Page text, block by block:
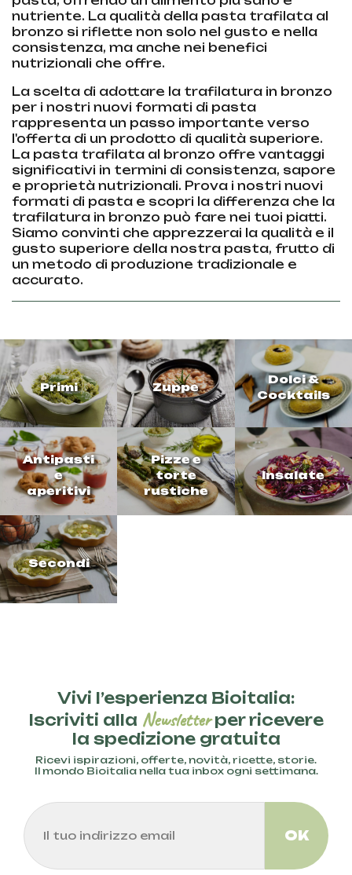
nutriente. La qualità della pasta trafilata al
bronzo si riflette non solo nel gusto e nella
consistenza, ma anche nei benefici
nutrizionali che offre.
La scelta di adottare la trafilatura in bronzo
per i nostri nuovi formati di pasta
rappresenta un passo importante verso
l'offerta di un prodotto di qualità superiore.
La pasta trafilata al bronzo offre vantaggi
significativi in termini di consistenza, sapore
e proprietà nutrizionali. Prova i nostri nuovi
formati di pasta e scopri la differenza che la
trafilatura in bronzo può fare nei tuoi piatti.
Siamo convinti che apprezzerai la qualità e il
gusto superiore della nostra pasta, frutto di
un metodo di produzione tradizionale e
accurato.
Primi Zuppe
Dolci &
Cocktails
Antipasti
e
aperitivi
Pizze e
torte
rustiche
Insalate
Secondi
Vivi l’esperienza Bioitalia:
Iscriviti alla Newsletterper ricevere
la spedizione gratuita
Ricevi ispirazioni, offerte, novità, ricette, storie.
Il mondo Bioitalia nella tua inbox ogni settimana.